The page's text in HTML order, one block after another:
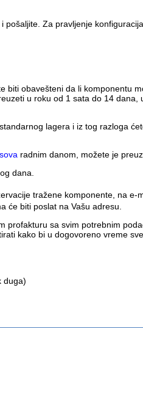
Za pravljenje
biti obavešteni da li komponentu
u roku od 1 sata do 14 dana,
lagera i iz tog razloga
radnim danom, možete je
dana.
tražene komponente, na e-
će biti poslat na Vašu adresu.
profakturu sa svim potrebnim
kako bi u dogovoreno vreme
duga)